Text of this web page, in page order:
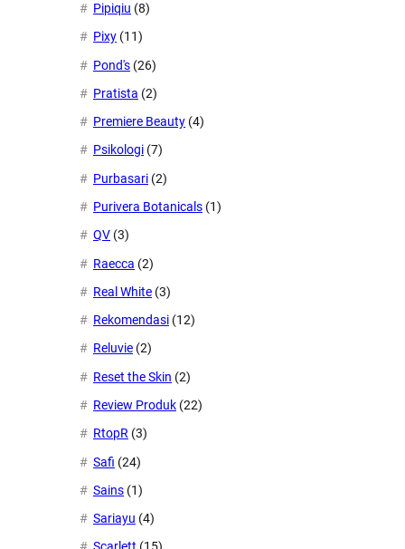
Pipiqiu (8)
Pixy (11)
Pond's (26)
Pratista (2)
Premiere Beauty (4)
Psikologi (7)
Purbasari (2)
Purivera Botanicals (1)
QV (3)
Raecca (2)
Real White (3)
Rekomendasi (12)
Reluvie (2)
Reset the Skin (2)
Review Produk (22)
RtopR (3)
Safi (24)
Sains (1)
Sariayu (4)